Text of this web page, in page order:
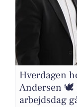
Hverdagen
Andersen 🕊️
arbejdsdag